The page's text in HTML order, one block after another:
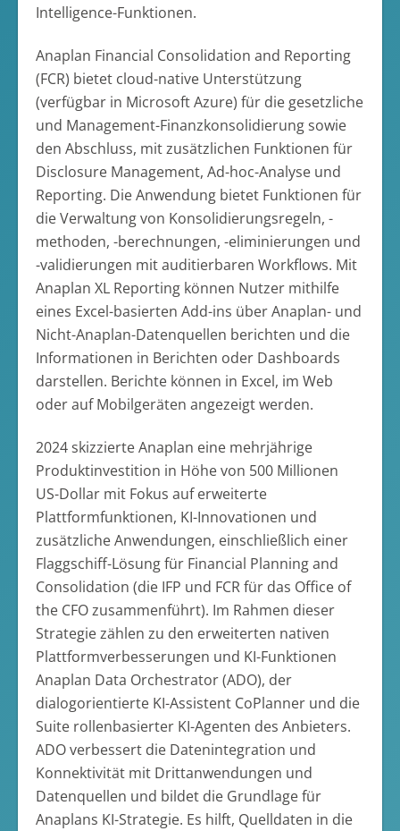
Intelligence-Funktionen.
Anaplan Financial Consolidation and Reporting
(FCR) bietet cloud-native Unterstützung
(verfügbar in Microsoft Azure) für die gesetzliche
und Management-Finanzkonsolidierung sowie
den Abschluss, mit zusätzlichen Funktionen für
Disclosure Management, Ad-hoc-Analyse und
Reporting. Die Anwendung bietet Funktionen für
die Verwaltung von Konsolidierungsregeln, -
methoden, -berechnungen, -eliminierungen und
-validierungen mit auditierbaren Workflows. Mit
Anaplan XL Reporting können Nutzer mithilfe
eines Excel-basierten Add-ins über Anaplan- und
Nicht-Anaplan-Datenquellen berichten und die
Informationen in Berichten oder Dashboards
darstellen. Berichte können in Excel, im Web
oder auf Mobilgeräten angezeigt werden.
2024 skizzierte Anaplan eine mehrjährige
Produktinvestition in Höhe von 500 Millionen
US-Dollar mit Fokus auf erweiterte
Plattformfunktionen, KI-Innovationen und
zusätzliche Anwendungen, einschließlich einer
Flaggschiff-Lösung für Financial Planning and
Consolidation (die IFP und FCR für das Office of
the CFO zusammenführt). Im Rahmen dieser
Strategie zählen zu den erweiterten nativen
Plattformverbesserungen und KI-Funktionen
Anaplan Data Orchestrator (ADO), der
dialogorientierte KI-Assistent CoPlanner und die
Suite rollenbasierter KI-Agenten des Anbieters.
ADO verbessert die Datenintegration und
Konnektivität mit Drittanwendungen und
Datenquellen und bildet die Grundlage für
Anaplans KI-Strategie. Es hilft, Quelldaten in die